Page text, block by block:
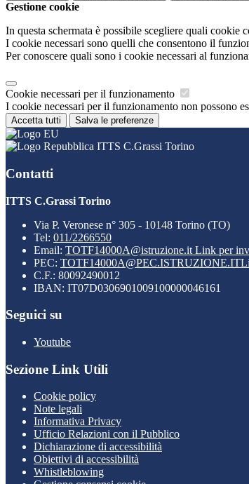
Gestione cookie
In questa schermata è possibile scegliere quali cookie
I cookie necessari sono quelli che consentono il
Per conoscere quali sono i cookie necessari al
Cookie necessari per il funzionamento
I cookie necessari per il funzionamento non possono
Accetta tutti Salva le preferenze
ITTS C.Grassi Torino
Contatti
ITTS C.Grassi Torino
Via P. Veronese n° 305 - 10148 Torino (TO)
Tel: 011/2266550
Email: TOTF14000A@istruzione.it Link per
PEC: TOTF14000A@PEC.ISTRUZIONE.IT
C.F.: 80092490012
IBAN: IT07D0306901009100000046161
Seguici su
Youtube
Sezione Link Utili
Cookie policy
Note legali
Informativa Privacy
Ufficio Relazioni con il Pubblico
Dichiarazione di accessibilità
Obiettivi di accessibilità
Whistleblowing